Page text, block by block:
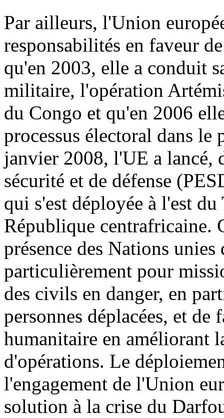
Par ailleurs, l'Union
responsabilités en faveur
qu'en 2003, elle a conduit
militaire, l'opération
du Congo et qu'en 2006
processus électoral dans
janvier 2008, l'UE a lancé,
sécurité et de défense
qui s'est déployée à l'est
République centrafricaine.
présence des Nations
particulièrement pour
des civils en danger, en
personnes déplacées, et
humanitaire en améliorant
d'opérations. Le
l'engagement de l'Union
solution à la crise du